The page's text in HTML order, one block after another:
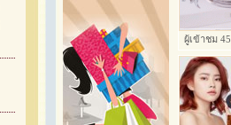
ผู้เข้าชม